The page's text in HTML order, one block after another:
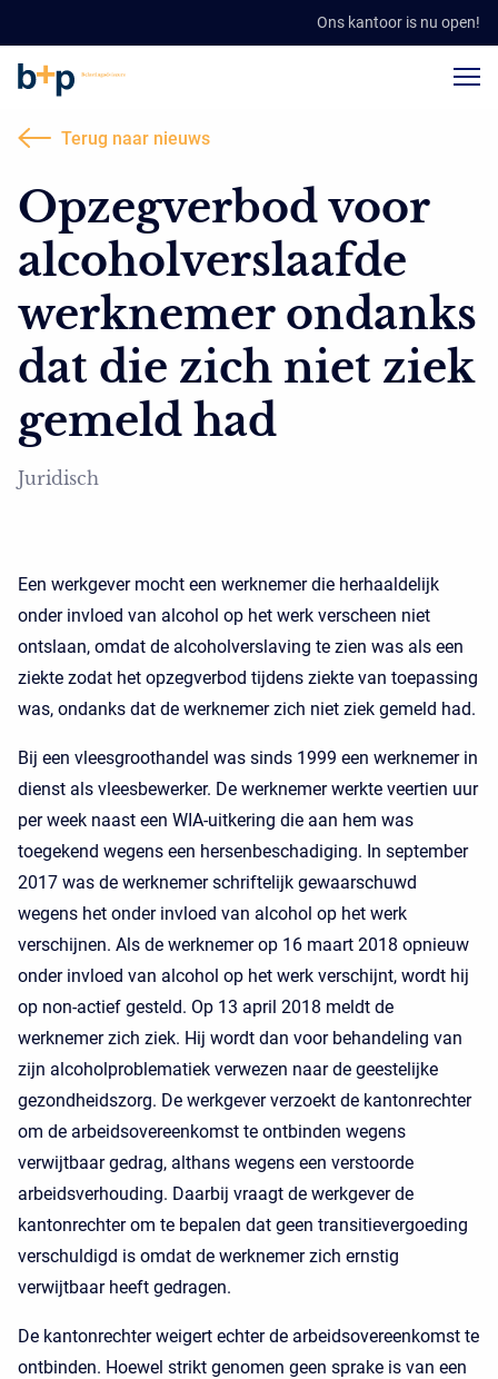
Ons kantoor is nu open!
Terug naar nieuws
Opzegverbod voor
alcoholverslaafde
werknemer ondanks
dat die zich niet ziek
gemeld had
Juridisch
Een werkgever mocht een werknemer die herhaaldelijk
onder invloed van alcohol op het werk verscheen niet
ontslaan, omdat de alcoholverslaving te zien was als een
ziekte zodat het opzegverbod tijdens ziekte van toepassing
was, ondanks dat de werknemer zich niet ziek gemeld had.
Bij een vleesgroothandel was sinds 1999 een werknemer in
dienst als vleesbewerker. De werknemer werkte veertien uur
per week naast een WIA-uitkering die aan hem was
toegekend wegens een hersenbeschadiging. In september
2017 was de werknemer schriftelijk gewaarschuwd
wegens het onder invloed van alcohol op het werk
verschijnen. Als de werknemer op 16 maart 2018 opnieuw
onder invloed van alcohol op het werk verschijnt, wordt hij
op non-actief gesteld. Op 13 april 2018 meldt de
werknemer zich ziek. Hij wordt dan voor behandeling van
zijn alcoholproblematiek verwezen naar de geestelijke
gezondheidszorg. De werkgever verzoekt de kantonrechter
om de arbeidsovereenkomst te ontbinden wegens
verwijtbaar gedrag, althans wegens een verstoorde
arbeidsverhouding. Daarbij vraagt de werkgever de
kantonrechter om te bepalen dat geen transitievergoeding
verschuldigd is omdat de werknemer zich ernstig
verwijtbaar heeft gedragen.
De kantonrechter weigert echter de arbeidsovereenkomst te
ontbinden. Hoewel strikt genomen geen sprake is van een